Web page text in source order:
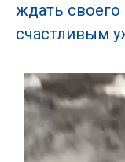
ждать
счастливым